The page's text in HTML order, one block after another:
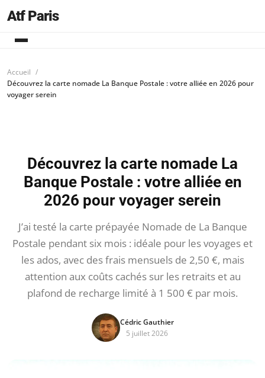
Atf Paris
Accueil
Découvrez la carte nomade La Banque Postale : votre alliée en 2026 pour
voyager serein
Découvrez la carte nomade La
Banque Postale : votre alliée en
2026 pour voyager serein
J’ai testé la carte prépayée Nomade de La Banque
Postale pendant six mois : idéale pour les voyages et
les ados, avec des frais mensuels de 2,50 €, mais
attention aux coûts cachés sur les retraits et au
plafond de recharge limité à 1 500 € par mois.
Cédric Gauthier
5 juillet 2026